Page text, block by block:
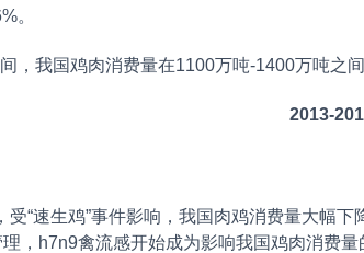
。
我国鸡肉消费量在1100万吨-1400万吨之间
2013-
速生鸡”事件影响，我国肉鸡消费量大幅下
，h7n9禽流感开始成为影响我国鸡肉消费